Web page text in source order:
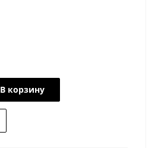
В корзину